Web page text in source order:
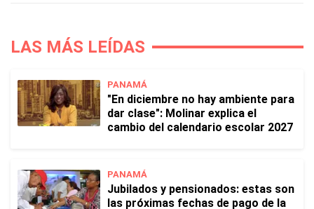
LAS MÁS LEÍDAS
PANAMÁ
"En diciembre no hay ambiente para
dar clase": Molinar explica el
cambio del calendario escolar 2027
PANAMÁ
Jubilados y pensionados: estas son
las próximas fechas de pago de la